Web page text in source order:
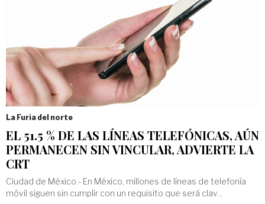
La Furia del norte
EL 51.5 % DE LAS LÍNEAS TELEFÓNICAS, AÚN
PERMANECEN SIN VINCULAR, ADVIERTE LA
CRT
Ciudad de México.- En México, millones de líneas de telefonía
móvil siguen sin cumplir con un requisito que será clav...